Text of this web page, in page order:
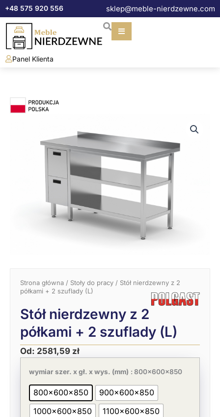
do+48 575 920 556 sklep@meble-nierdzewne.com
Panel Klienta
Strona główna / Stoły do pracy / Stół nierdzewny z 2
półkami + 2 szuflady (L)
Stół nierdzewny z 2
półkami + 2 szuflady (L)
Od: 2581,59 zł
wymiar szer. x gł. x wys. (mm) : 800x600x850
800x600x850
900x600x850
1000x600x850
1100x600x850
Pierwotna
cena
wynosiła:
3971,67 zł.
Aktualna
cena
wynosi:
2581,59 zł.
Stół
nierdzewny
półkami